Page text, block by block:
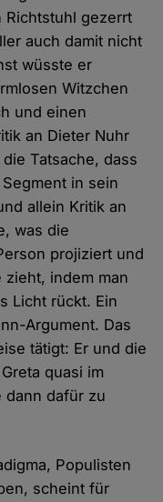
Richtstuhl gezerrt
auch damit nicht
wüsste er
Witzchen
und einen
an Dieter Nuhr
Tatsache, dass
in sein
allein Kritik an
was die
projiziert und
indem man
Licht rückt. Ein
Argument. Das
tätigt: Er und die
quasi im
dann dafür zu
Populisten
scheint für